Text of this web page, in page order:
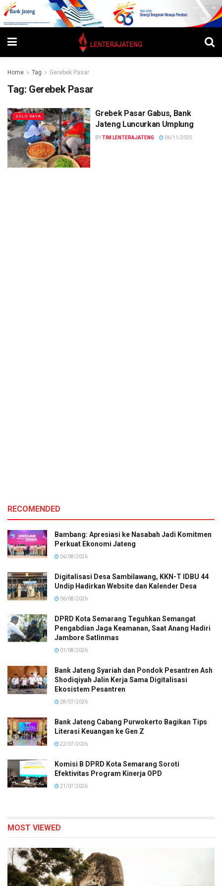
Home Tag Gerebek Pasar
Tag: Gerebek Pasar
SOLO RAYA
Grebek Pasar Gabus, Bank
Jateng Luncurkan Umplung
BYTIM LENTERAJATENG 06/11/2025
RECOMENDED
Bambang: Apresiasi ke Nasabah Jadi Komitmen
Perkuat Ekonomi Jateng
06/08/2026
Digitalisasi Desa Sambilawang, KKN-T IDBU 44
Undip Hadirkan Website dan Kalender Desa
06/08/2026
DPRD Kota Semarang Teguhkan Semangat
Pengabdian Jaga Keamanan, Saat Anang Hadiri
Jambore Satlinmas
01/08/2026
Bank Jateng Syariah dan Pondok Pesantren Ash
Shodiqiyah Jalin Kerja Sama Digitalisasi
Ekosistem Pesantren
28/07/2026
Bank Jateng Cabang Purwokerto Bagikan Tips
Literasi Keuangan ke Gen Z
22/07/2026
Komisi B DPRD Kota Semarang Soroti
Efektivitas Program Kinerja OPD
21/07/2026
MOST VIEWED